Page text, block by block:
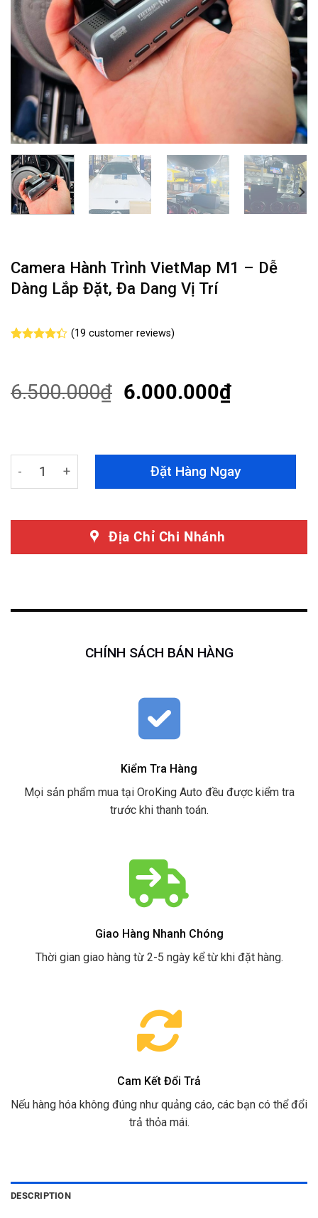
Camera Hành Trình VietMap M1 – Dễ
Dàng Lắp Đặt, Đa Dang Vị Trí
based on
customer
(19 customer reviews)
6.500.000₫ 6.000.000₫
Camera Hành Trình VietMap M1 - Dễ Dàng Lắp Đặt, Đa
Đặt Hàng Ngay
Địa Chỉ Chi Nhánh
CHÍNH SÁCH BÁN HÀNG
Kiểm Tra Hàng
Mọi sản phẩm mua tại OroKing Auto đều được kiểm tra
trước khi thanh toán.
Giao Hàng Nhanh Chóng
Thời gian giao hàng từ 2-5 ngày kể từ khi đặt hàng.
Cam Kết Đổi Trả
Nếu hàng hóa không đúng như quảng cáo, các bạn có thể đổi
trả thỏa mái.
DESCRIPTION